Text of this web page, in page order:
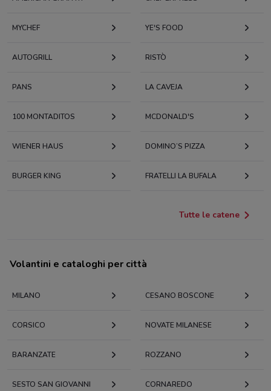
MYCHEF YE'S FOOD
AUTOGRILL RISTÒ
PANS LA CAVEJA
100 MONTADITOS MCDONALD'S
WIENER HAUS DOMINO’S PIZZA
BURGER KING FRATELLI LA BUFALA
Tutte le catene
Volantini e cataloghi per città
MILANO CESANO BOSCONE
CORSICO NOVATE MILANESE
BARANZATE ROZZANO
SESTO SAN GIOVANNI CORNAREDO